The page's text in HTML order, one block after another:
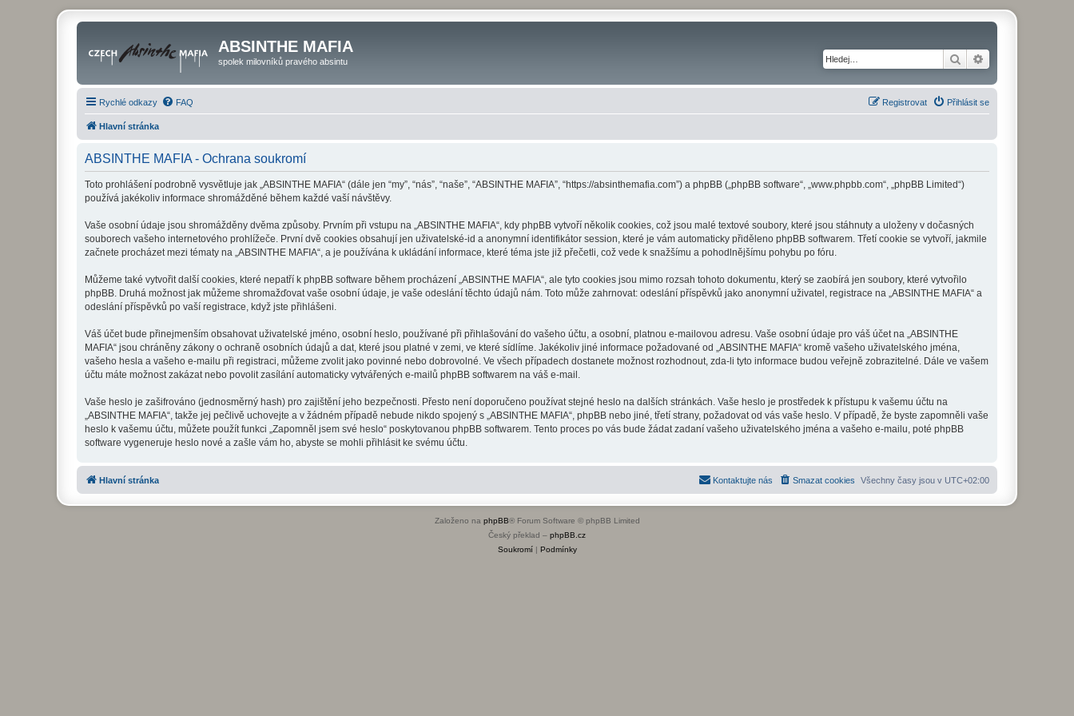
ABSINTHE MAFIA
spolek milovníků pravého absintu Hledat
Rychlé odkazy FAQ Přihlásit se
Registrovat
Hlavní stránka
ABSINTHE MAFIA - Ochrana soukromí
Toto prohlášení podrobně vysvětluje jak „ABSINTHE MAFIA“ (dále jen “my”, “nás”, “naše”, “ABSINTHE MAFIA”, “https://absinthemafia.com”) a phpBB („phpBB software“, „www.phpbb.com“, „phpBB Limited“)
používá jakékoliv informace shromážděné během každé vaší návštěvy.
Vaše osobní údaje jsou shromážděny dvěma způsoby. Prvním při vstupu na „ABSINTHE MAFIA“, kdy phpBB vytvoří několik cookies, což jsou malé textové soubory, které jsou stáhnuty a uloženy v dočasných
souborech vašeho internetového prohlížeče. První dvě cookies obsahují jen uživatelské-id a anonymní identifikátor session, které je vám automaticky přiděleno phpBB softwarem. Třetí cookie se vytvoří, jakmile
začnete procházet mezi tématy na „ABSINTHE MAFIA“, a je používána k ukládání informace, které téma jste již přečetli, což vede k snažšímu a pohodlnějšímu pohybu po fóru.
Můžeme také vytvořit další cookies, které nepatří k phpBB software během procházení „ABSINTHE MAFIA“, ale tyto cookies jsou mimo rozsah tohoto dokumentu, který se zaobírá jen soubory, které vytvořilo
phpBB. Druhá možnost jak můžeme shromažďovat vaše osobní údaje, je vaše odeslání těchto údajů nám. Toto může zahrnovat: odeslání příspěvků jako anonymní uživatel, registrace na „ABSINTHE MAFIA“ a
odeslání příspěvků po vaší registrace, když jste přihlášeni.
Váš účet bude přinejmenším obsahovat uživatelské jméno, osobní heslo, používané při přihlašování do vašeho účtu, a osobní, platnou e-mailovou adresu. Vaše osobní údaje pro váš účet na „ABSINTHE
MAFIA“ jsou chráněny zákony o ochraně osobních údajů a dat, které jsou platné v zemi, ve které sídlíme. Jakékoliv jiné informace požadované od „ABSINTHE MAFIA“ kromě vašeho uživatelského jména,
vašeho hesla a vašeho e-mailu při registraci, můžeme zvolit jako povinné nebo dobrovolné. Ve všech případech dostanete možnost rozhodnout, zda-li tyto informace budou veřejně zobrazitelné. Dále ve vašem
účtu máte možnost zakázat nebo povolit zasílání automaticky vytvářených e-mailů phpBB softwarem na váš e-mail.
Vaše heslo je zašifrováno (jednosměrný hash) pro zajištění jeho bezpečnosti. Přesto není doporučeno používat stejné heslo na dalších stránkách. Vaše heslo je prostředek k přístupu k vašemu účtu na
„ABSINTHE MAFIA“, takže jej pečlivě uchovejte a v žádném případě nebude nikdo spojený s „ABSINTHE MAFIA“, phpBB nebo jiné, třetí strany, požadovat od vás vaše heslo. V případě, že byste zapomněli vaše
heslo k vašemu účtu, můžete použít funkci „Zapomněl jsem své heslo“ poskytovanou phpBB softwarem. Tento proces po vás bude žádat zadaní vašeho uživatelského jména a vašeho e-mailu, poté phpBB
software vygeneruje heslo nové a zašle vám ho, abyste se mohli přihlásit ke svému účtu.
Hlavní stránka Všechny časy jsou v UTC+02:00
Smazat cookies
Kontaktujte nás
Založeno na phpBB® Forum Software © phpBB Limited
Český překlad – phpBB.cz
Soukromí| Podmínky